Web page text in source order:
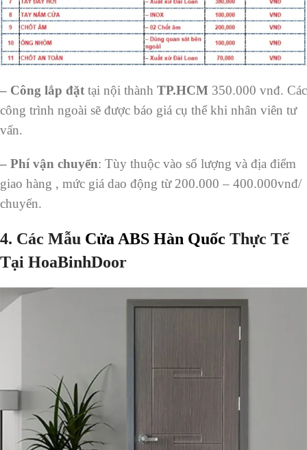
– Công lắp đặt tại nội thành TP.HCM 350.000 vnđ. Các
công trình ngoài sẽ được báo giá cụ thể khi nhân viên tư
vấn.
– Phí vận chuyển: Tùy thuộc vào số lượng và địa điểm
giao hàng , mức giá dao động từ 200.000 – 400.000vnđ/
chuyến.
4. Các Mẫu Cửa ABS Hàn Quốc Thực Tế
Tại HoaBinhDoor